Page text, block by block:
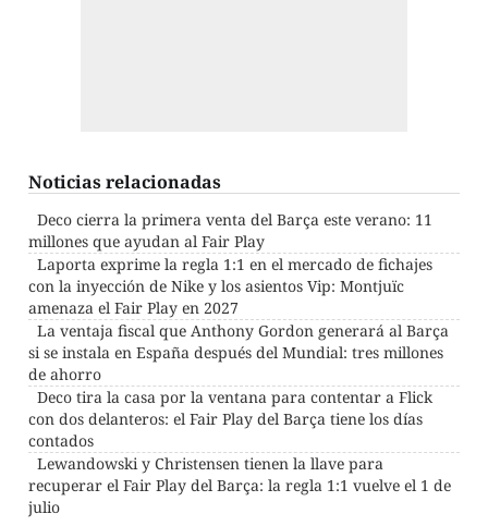
Noticias relacionadas
Deco cierra la primera venta del Barça este verano: 11
millones que ayudan al Fair Play
Laporta exprime la regla 1:1 en el mercado de fichajes
con la inyección de Nike y los asientos Vip: Montjuïc
amenaza el Fair Play en 2027
La ventaja fiscal que Anthony Gordon generará al Barça
si se instala en España después del Mundial: tres millones
de ahorro
Deco tira la casa por la ventana para contentar a Flick
con dos delanteros: el Fair Play del Barça tiene los días
contados
Lewandowski y Christensen tienen la llave para
recuperar el Fair Play del Barça: la regla 1:1 vuelve el 1 de
julio